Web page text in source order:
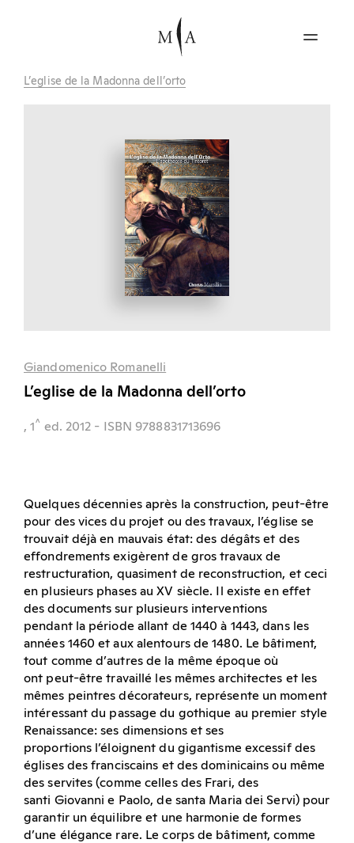
L’eglise de la Madonna dell’orto
Giandomenico Romanelli
L’eglise de la Madonna dell’orto
, 1^ ed. 2012 - ISBN 9788831713696
Quelques décennies après la construction, peut-être
pour des vices du projet ou des travaux, l’église se
trouvait déjà en mauvais état: des dégâts et des
effondrements exigèrent de gros travaux de
restructuration, quasiment de reconstruction, et ceci
en plusieurs phases au XV siècle. Il existe en effet
des documents sur plusieurs interventions
pendant la période allant de 1440 à 1443, dans les
années 1460 et aux alentours de 1480. Le bâtiment,
tout comme d’autres de la même époque où
ont peut-être travaillé les mêmes architectes et les
mêmes peintres décorateurs, représente un moment
intéressant du passage du gothique au premier style
Renaissance: ses dimensions et ses
proportions l’éloignent du gigantisme excessif des
églises des franciscains et des dominicains ou même
des servites (comme celles des Frari, des
santi Giovanni e Paolo, de santa Maria dei Servi) pour
garantir un équilibre et une harmonie de formes
d’une élégance rare. Le corps de bâtiment, comme